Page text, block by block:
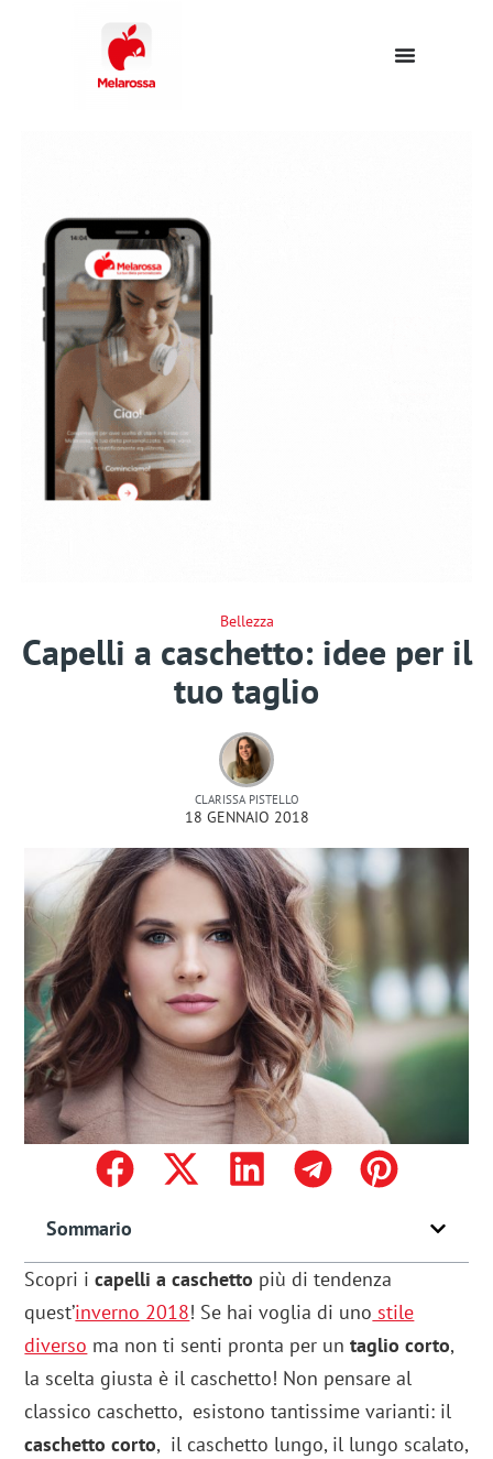
Bellezza
Capelli a caschetto: idee per il
tuo taglio
CLARISSA PISTELLO
18 GENNAIO 2018
Sommario
Scopri icapelli a caschetto più di tendenza
quest’inverno 2018! Se hai voglia di uno stile
diverso ma non ti senti pronta per untaglio corto,
la scelta giusta è il caschetto! Non pensare al
classico caschetto, esistono tantissime varianti: il
caschetto corto, il caschetto lungo, il lungo scalato,